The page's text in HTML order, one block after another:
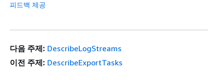
피드백 제공
다음 주제: DescribeLogStreams
이전 주제: DescribeExportTasks